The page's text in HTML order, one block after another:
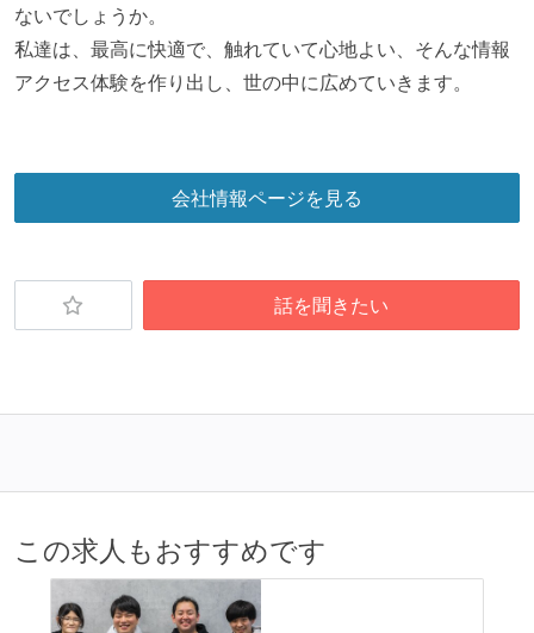
ないでしょうか。
私達は、最高に快適で、触れていて心地よい、そんな情報
アクセス体験を作り出し、世の中に広めていきます。
会社情報ページを見る
話を聞きたい
この求人もおすすめです